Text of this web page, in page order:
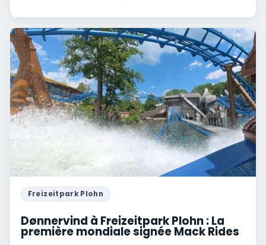
Freizeitpark Plohn
Dønnervind à Freizeitpark Plohn : La
première mondiale signée Mack Rides